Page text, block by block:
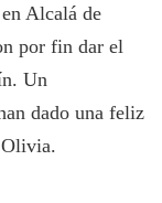
Alcalá de
por fin dar el
Un
dado una feliz